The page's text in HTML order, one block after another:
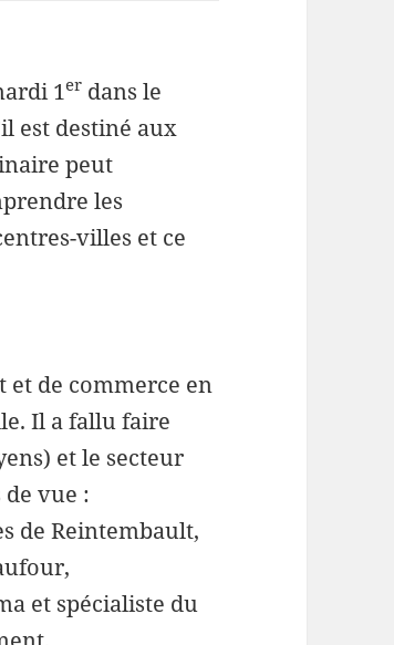
1er dans le
est destiné aux
peut
les
villes et ce
et de commerce en
Il a fallu faire
et le secteur
vue :
de Reintembault,
et spécialiste du